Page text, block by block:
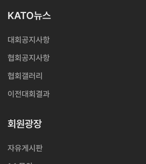
KATO뉴스
대회공지사항
협회공지사항
협회갤러리
이전대회결과
회원광장
자유게시판